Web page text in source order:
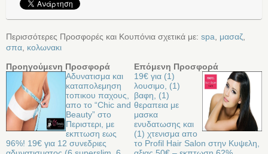
Περισσότερες Προσφορές και Κουπόνια σχετικά με: spa μασαζ
σπα κολωνακι
Προηγούμενη Προσφορά
Αδυνατισμα και
καταπολεμηση
τοπικου παχους,
απο το “Chic and
Beauty” στο
Περιστερι, με
εκπτωση εως
96%! 19€ για 12 συνεδριες
Επόμενη Προσφορά
19€ για (1)
λουσιμο, (1)
βαφη, (1)
θεραπεια με
μασκα
ενυδατωσης και
(1) χτενισμα απο
το Profil Hair Salon στην Κυψελη,